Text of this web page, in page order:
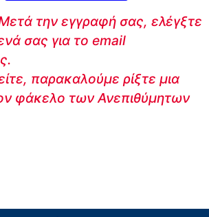
την εγγραφή σας, ελέγξτε
σας για το email
παρακαλούμε ρίξτε μια
φάκελο των Ανεπιθύμητων